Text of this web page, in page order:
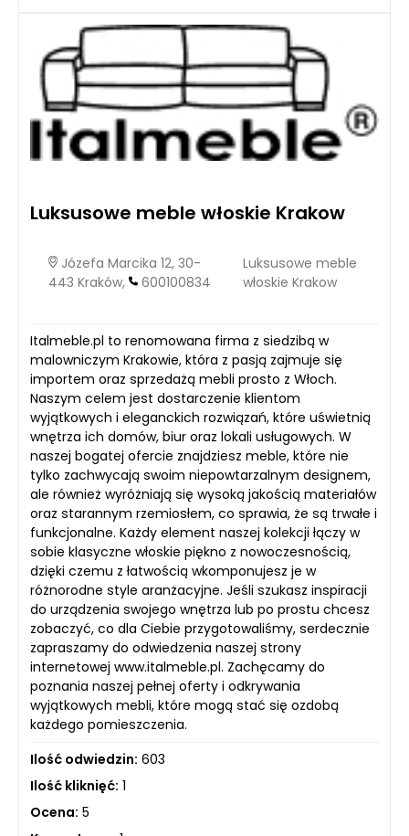
Luksusowe meble włoskie Krakow
Józefa Marcika 12, 30-
443 Kraków,
600100834
Luksusowe meble
włoskie Krakow
Italmeble.pl to renomowana firma z siedzibą w
malowniczym Krakowie, która z pasją zajmuje się
importem oraz sprzedażą mebli prosto z Włoch.
Naszym celem jest dostarczenie klientom
wyjątkowych i eleganckich rozwiązań, które uświetnią
wnętrza ich domów, biur oraz lokali usługowych. W
naszej bogatej ofercie znajdziesz meble, które nie
tylko zachwycają swoim niepowtarzalnym designem,
ale również wyróżniają się wysoką jakością materiałów
oraz starannym rzemiosłem, co sprawia, że są trwałe i
funkcjonalne. Każdy element naszej kolekcji łączy w
sobie klasyczne włoskie piękno z nowoczesnością,
dzięki czemu z łatwością wkomponujesz je w
różnorodne style aranżacyjne. Jeśli szukasz inspiracji
do urządzenia swojego wnętrza lub po prostu chcesz
zobaczyć, co dla Ciebie przygotowaliśmy, serdecznie
zapraszamy do odwiedzenia naszej strony
internetowej www.italmeble.pl. Zachęcamy do
poznania naszej pełnej oferty i odkrywania
wyjątkowych mebli, które mogą stać się ozdobą
każdego pomieszczenia.
Ilość odwiedzin: 603
Ilość kliknięć: 1
Ocena: 5